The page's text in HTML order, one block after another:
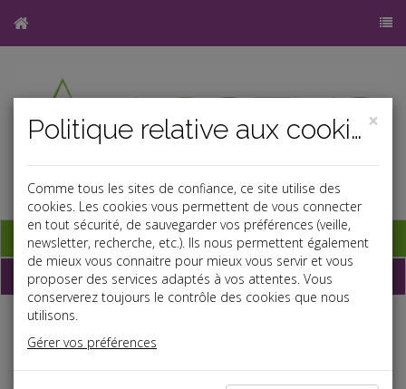
Base documentaire
Dépêches
Liste des dernières dépêches
×
Politique relative aux cookies
Comme tous les sites de confiance, ce site utilise des
cookies. Les cookies vous permettent de vous connecter
en tout sécurité, de sauvegarder vos préférences (veille,
newsletter, recherche, etc.). Ils nous permettent également
de mieux vous connaitre pour mieux vous servir et vous
proposer des services adaptés à vos attentes. Vous
conserverez toujours le contrôle des cookies que nous
utilisons.
Gérer vos préférences